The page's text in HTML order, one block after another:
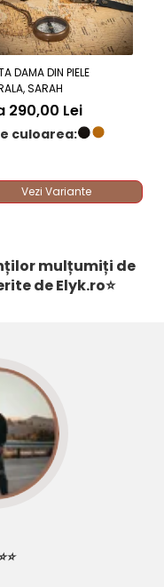
capselor sau a
de zgâriere a
exterioare sunt
la atingere și
naturală a
fixate strâns,
DAMA DIN PIELE
SARAH
290,00 Lei
culoarea:
Vezi Variante
mulțumiți de
deElyk.ro⭐